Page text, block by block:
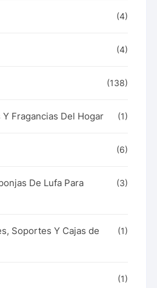
(4)
(4)
(138)
Fragancias Del Hogar (1)
(6)
De Lufa Para
(3)
Soportes Y Cajas de
(1)
(1)